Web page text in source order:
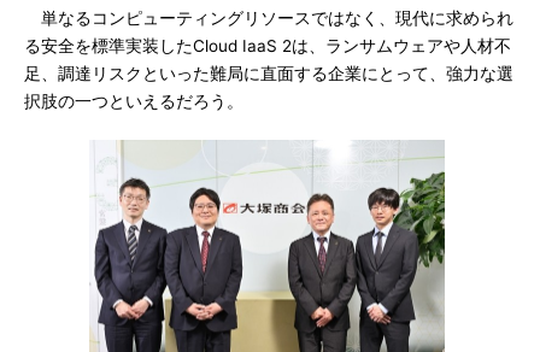
単なるコンピューティングリソースではなく、現代に求められ
る安全を標準実装したCloud IaaS 2は、ランサムウェアや人材不
足、調達リスクといった難局に直面する企業にとって、強力な選
択肢の一つといえるだろう。